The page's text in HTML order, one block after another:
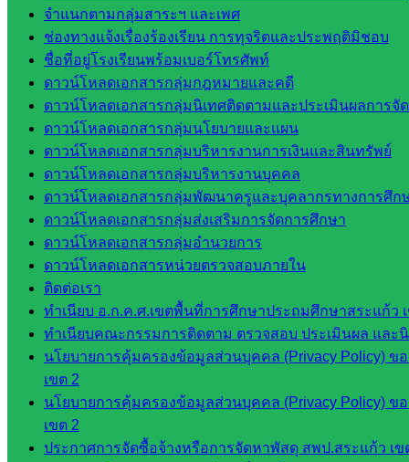
จำแนกตามกลุ่มสาระฯ และเพศ
ช่องทางแจ้งเรื่องร้องเรียน การทุจริตและประพฤติมิชอบ
ชื่อที่อยู่โรงเรียนพร้อมเบอร์โทรศัพท์
ดาวน์โหลดเอกสารกลุ่มกฎหมายและคดี
ดาวน์โหลดเอกสารกลุ่มนิเทศติดตามและประเมินผลการจั
ดาวน์โหลดเอกสารกลุ่มนโยบายและแผน
ดาวน์โหลดเอกสารกลุ่มบริหารงานการเงินและสินทรัพย์
ดาวน์โหลดเอกสารกลุ่มบริหารงานบุคคล
ดาวน์โหลดเอกสารกลุ่มพัฒนาครูและบุคลากรทางการศึก
ดาวน์โหลดเอกสารกลุ่มส่งเสริมการจัดการศึกษา
ดาวน์โหลดเอกสารกลุ่มอำนวยการ
ดาวน์โหลดเอกสารหน่วยตรวจสอบภายใน
ติดต่อเรา
ทำเนียบ อ.ก.ค.ศ.เขตพื้นที่การศึกษาประถมศึกษาสระแก้ว
ทำเนียบคณะกรรมการติดตาม ตรวจสอบ ประเมินผล และ
นโยบายการคุ้มครองข้อมูลส่วนบุคคล (Privacy Policy)
เขต 2
นโยบายการคุ้มครองข้อมูลส่วนบุคคล (Privacy Policy)
เขต 2
ประกาศการจัดซื้อจ้างหรือการจัดหาพัสดุ สพป.สระแก้ว เข
โยบาย
และแผน
กลุ่มส่ง
เสริมการ
จัดการ
ศึกษา
กลุ่ม
บริหาร
บุคคล
กลุ่ม
พัฒนาครู
และบุ
คลากรฯ
กลุ่มนิ
ติดตาม
และประ
เมินผลฯ